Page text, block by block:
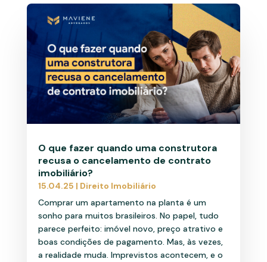
O que fazer quando uma construtora
recusa o cancelamento de contrato
imobiliário?
15.04.25 | Direito Imobiliário
Comprar um apartamento na planta é um
sonho para muitos brasileiros. No papel, tudo
parece perfeito: imóvel novo, preço atrativo e
boas condições de pagamento. Mas, às vezes,
a realidade muda. Imprevistos acontecem, e o